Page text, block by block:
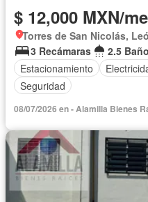
$ 12,000 MXN/
Torres de San Nicolás,
3 Recámaras
2.5
Estacionamiento
Seguridad
08/07/2026 en - Alamilla Bienes